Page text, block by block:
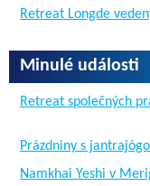
Retreat Longde
Minulé události
Retreat společných
Prázdniny s
Namkhai Yeshi v